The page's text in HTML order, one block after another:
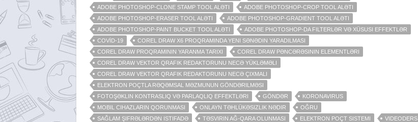
ADOBE PHOTOSHOP-CLONE STAMP TOOL ALƏTI
ADOBE PHOTOSHOP-CROP TOOL ALƏTI
ADOBE PHOTOSHOP-ERASER TOOL ALƏTI
ADOBE PHOTOSHOP-GRADIENT TOOL ALƏTI
ADOBE PHOTOSHOP-PAINT BUCKET TOOL ALƏTI
ADOBE PHOTOSHOP-DA FILTERLƏR VƏ XÜSUSI EFFEKTLƏR
COVİD-19
COREL DRAW X6 PROQRAMINDA YENI SƏNƏDIN YARADILMASI
COREL DRAW PROQRAMININ YARANMA TARIXI
COREL DRAW PƏNCƏRƏSININ ELEMENTLƏRI
COREL DRAW VEKTOR QRAFIK REDAKTORUNU NECƏ YÜKLƏMƏLI
COREL DRAW VEKTOR QRAFIK REDAKTORUNU NECƏ ÇIXMALI
ELEKTRON POÇTLA RƏQƏMSAL MƏZMUNUN GÖNDƏRILMƏSI
FOTOŞƏKLIN KONTRASLIQ VƏ PARLAQLIQ EFFEKTLƏRI
GÖNDƏR
KORONAVIRUS
MOBIL CIHAZLARIN QORUNMASI
ONLAYN TƏHLÜKƏSIZLIK NƏDIR
OĞRU
SAĞLAM ŞIFRƏLƏRDƏN ISTIFADƏ
TƏSVIRIN AĞ-QARA OLUNMASI ELEKTRON POÇT SISTEMI
VIDEODERS